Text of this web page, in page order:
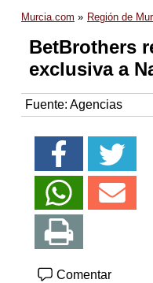
Murcia.com Región de
BetBrothers
exclusiva a
Fuente: Agencias
Comentar